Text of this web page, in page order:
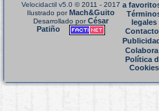
Velocidactil v5.0 © 2011 - 2017
Ilustrado porMach&Guito
Desarrollado porCésar
Patiño
a
legales
Contacto|
Colabora|
Política
Cookies